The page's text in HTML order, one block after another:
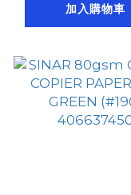
加入購物車